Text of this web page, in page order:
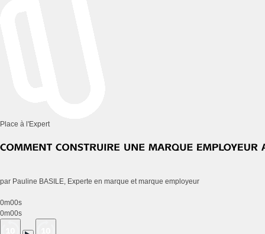
Place à l'Expert
par Pauline BASILE, Experte en marque et marque employeur
0m00s
0m00s